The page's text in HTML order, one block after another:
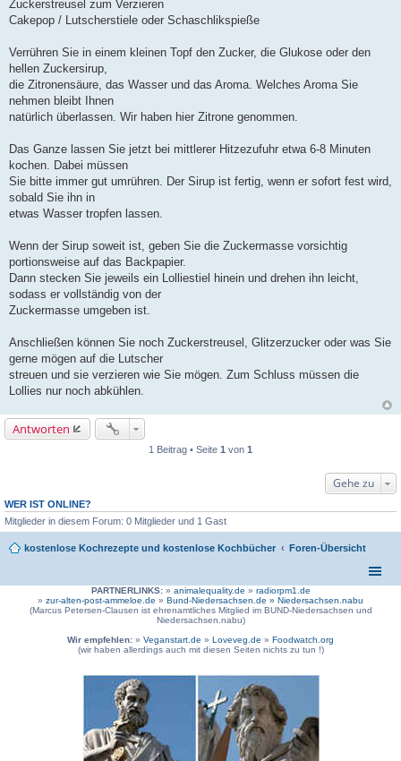
Zuckerstreusel zum Verzieren
Cakepop / Lutscherstiele oder Schaschlikspieße
Verrühren Sie in einem kleinen Topf den Zucker, die Glukose oder den
hellen Zuckersirup,
die Zitronensäure, das Wasser und das Aroma. Welches Aroma Sie
nehmen bleibt Ihnen
natürlich überlassen. Wir haben hier Zitrone genommen.
Das Ganze lassen Sie jetzt bei mittlerer Hitzezufuhr etwa 6-8 Minuten
kochen. Dabei müssen
Sie bitte immer gut umrühren. Der Sirup ist fertig, wenn er sofort fest wird,
sobald Sie ihn in
etwas Wasser tropfen lassen.
Wenn der Sirup soweit ist, geben Sie die Zuckermasse vorsichtig
portionsweise auf das Backpapier.
Dann stecken Sie jeweils ein Lolliestiel hinein und drehen ihn leicht,
sodass er vollständig von der
Zuckermasse umgeben ist.
Anschließen können Sie noch Zuckerstreusel, Glitzerzucker oder was Sie
gerne mögen auf die Lutscher
streuen und sie verzieren wie Sie mögen. Zum Schluss müssen die
Lollies nur noch abkühlen.
Antworten
1 Beitrag • Seite 1 von 1
Gehe zu
WER IST ONLINE?
Mitglieder in diesem Forum: 0 Mitglieder und 1 Gast
kostenlose Kochrezepte und kostenlose Kochbücher Foren-Übersicht
PARTNERLINKS:» animalequality.de » radiorpm1.de
» zur-alten-post-ammeloe.de » Bund-Niedersachsen.de » Niedersachsen.nabu
(Marcus Petersen-Clausen ist ehrenamtliches Mitglied im BUND-Niedersachsen und
Niedersachsen.nabu)
Wir empfehlen: » Veganstart.de » Loveveg.de » Foodwatch.org
(wir haben allerdings auch mit diesen Seiten nichts zu tun !)